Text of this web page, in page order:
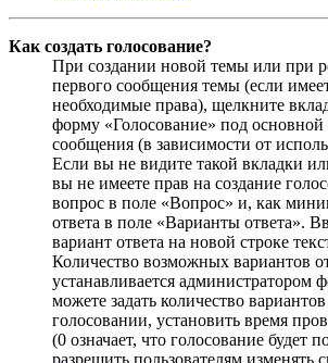
Как создать голосование?
При создании новой темы или при
первого сообщения темы (если
необходимые права), щелкните
форму «Голосование» под
сообщения (в зависимости от
Если вы не видите такой вкладки
вы не имеете прав на создание
вопрос в поле «Вопрос» и, как
ответа в поле «Варианты ответа».
вариант ответа на новой строке
Количество возможных вариантов
устанавливается администратором
можете задать количество
голосовании, установить время
(0 означает, что голосование будет
разрешить пользователям изменять